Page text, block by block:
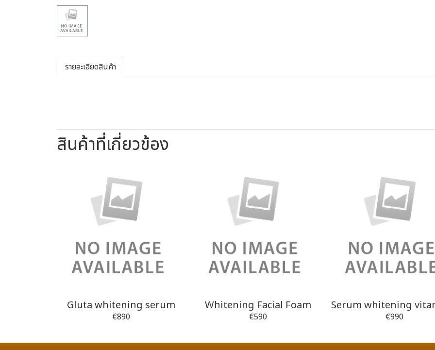
รายละเอียดสินค้า
สินค้าที่เกี่ยวข้อง
Gluta whitening serum
€890
Whitening Facial Foam
€590
Serum whitening
€990